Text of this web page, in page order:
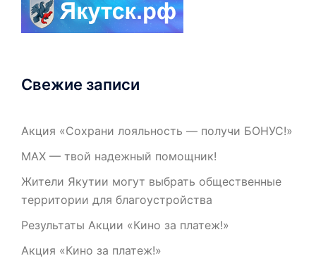
Свежие записи
Акция «Сохрани лояльность — получи БОНУС!»
МАХ — твой надежный помощник!
Жители Якутии могут выбрать общественные
территории для благоустройства
Результаты Акции «Кино за платеж!»
Акция «Кино за платеж!»